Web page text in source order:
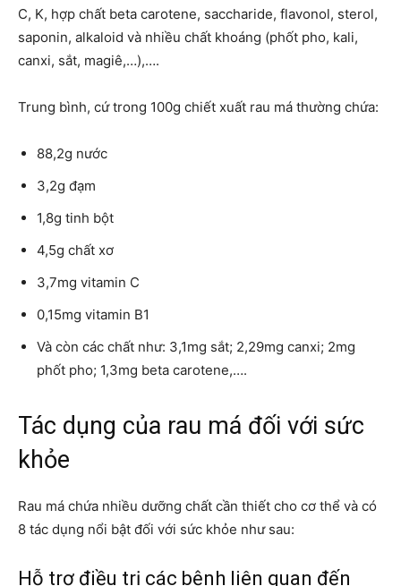
C, K, hợp chất beta carotene, saccharide, flavonol, sterol,
saponin, alkaloid và nhiều chất khoáng (phốt pho, kali,
canxi, sắt, magiê,…),….
Trung bình, cứ trong 100g chiết xuất rau má thường chứa:
88,2g nước
3,2g đạm
1,8g tinh bột
4,5g chất xơ
3,7mg vitamin C
0,15mg vitamin B1
Và còn các chất như: 3,1mg sắt; 2,29mg canxi; 2mg
phốt pho; 1,3mg beta carotene,….
Tác dụng của rau má đối với sức
khỏe
Rau má chứa nhiều dưỡng chất cần thiết cho cơ thể và có
8 tác dụng nổi bật đối với sức khỏe như sau:
Hỗ trợ điều trị các bệnh liên quan đến